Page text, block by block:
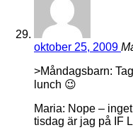
oktober 25, 2009
>Måndagsbarn:
lunch 😉
Maria: Nope –
tisdag är jag på IF